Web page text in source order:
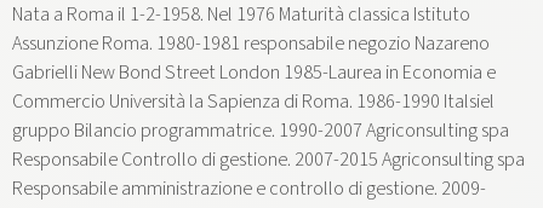
Nata a Roma il 1-2-1958. Nel 1976 Maturità classica Istituto
Assunzione Roma. 1980-1981 responsabile negozio Nazareno
Gabrielli New Bond Street London 1985-Laurea in Economia e
Commercio Università la Sapienza di Roma. 1986-1990 Italsiel
gruppo Bilancio programmatrice. 1990-2007 Agriconsulting spa
Responsabile Controllo di gestione. 2007-2015 Agriconsulting spa
Responsabile amministrazione e controllo di gestione. 2009-